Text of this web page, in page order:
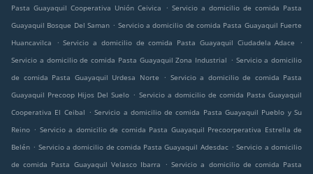
Pasta Guayaquil Cooperativa Unión Ceivica
. Servicio a domicilio de comida Pasta
Guayaquil Bosque Del Saman . Servicio a domicilio de comida Pasta Guayaquil Fuerte
Huancavilca
. Servicio a domicilio de comida Pasta Guayaquil Ciudadela Adace
.
Servicio a domicilio de comida Pasta Guayaquil Zona Industrial . Servicio a domicilio
de comida Pasta Guayaquil Urdesa Norte
. Servicio a domicilio de comida Pasta
Guayaquil Precoop Hijos Del Suelo . Servicio a domicilio de comida Pasta Guayaquil
Cooperativa El Ceibal . Servicio a domicilio de comida Pasta Guayaquil Pueblo y Su
Reino . Servicio a domicilio de comida Pasta Guayaquil Precoorperativa Estrella de
Belén . Servicio a domicilio de comida Pasta Guayaquil Adesdac . Servicio a domicilio
de comida Pasta Guayaquil Velasco Ibarra
. Servicio a domicilio de comida Pasta